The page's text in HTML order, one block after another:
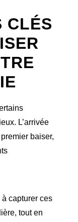
CLÉS
L’arrivée
baiser,
capturer ces
tout en